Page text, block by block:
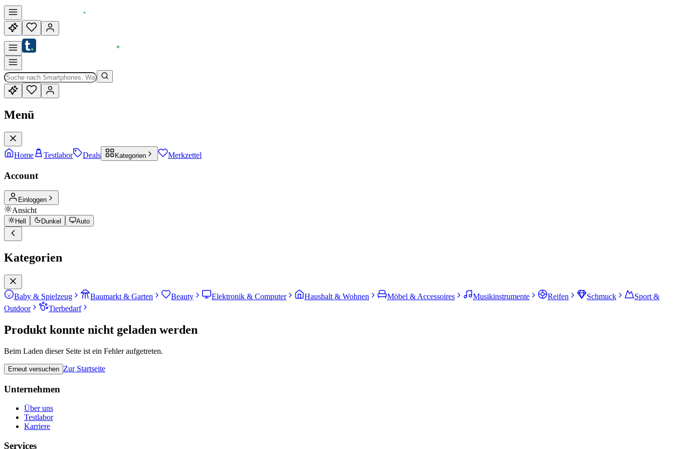
Menü
Home Testlabor Deals Kategorien Merkzettel
Account
Einloggen
Ansicht
Hell Dunkel Auto
Kategorien
Baby & Spielzeug Baumarkt & Garten Beauty Elektronik & Computer Haushalt & Wohnen Möbel & Accessoires Musikinstrumente Reifen Schmuck
Sport &
Outdoor
Tierbedarf
Produkt konnte nicht geladen werden
Beim Laden dieser Seite ist ein Fehler aufgetreten.
Erneut versuchen Zur Startseite
Unternehmen
Über uns
Testlabor
Karriere
Services